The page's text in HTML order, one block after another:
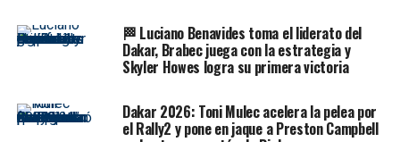
En la cárcel por defender que las mujeres
conduzcan
Samar Badawi, Nassima al Sadh y Nouf Abdulaziz
defensoras del derecho de las mujeres a conducir y del
🏁 Luciano Benavides toma el liderato del
Dakar, Brabec juega con la estrategia y
Skyler Howes logra su primera victoria
Dakar 2026: Toni Mulec acelera la pelea por
el Rally2 y pone en jaque a Preston Campbell